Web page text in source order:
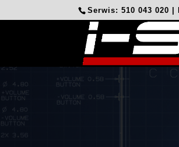
Serwis: 510 043 020 |